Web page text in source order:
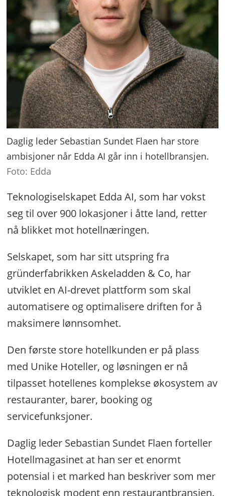
Daglig leder Sebastian Sundet Flaen har store
ambisjoner når Edda AI går inn i hotellbransjen.
Foto: Edda
Teknologiselskapet Edda AI, som har vokst
seg til over 900 lokasjoner i åtte land, retter
nå blikket mot hotellnæringen.
Selskapet, som har sitt utspring fra
gründerfabrikken Askeladden & Co, har
utviklet en AI-drevet plattform som skal
automatisere og optimalisere driften for å
maksimere lønnsomhet.
Den første store hotellkunden er på plass
med Unike Hoteller, og løsningen er nå
tilpasset hotellenes komplekse økosystem av
restauranter, barer, booking og
servicefunksjoner.
Daglig leder Sebastian Sundet Flaen forteller
Hotellmagasinet at han ser et enormt
potensial i et marked han beskriver som mer
teknologisk modent enn restaurantbransjen.